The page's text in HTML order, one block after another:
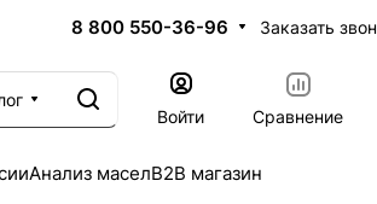
8 800 550-36-96 Заказать
Войти
Сравнение
Анализ маселB2B магазин